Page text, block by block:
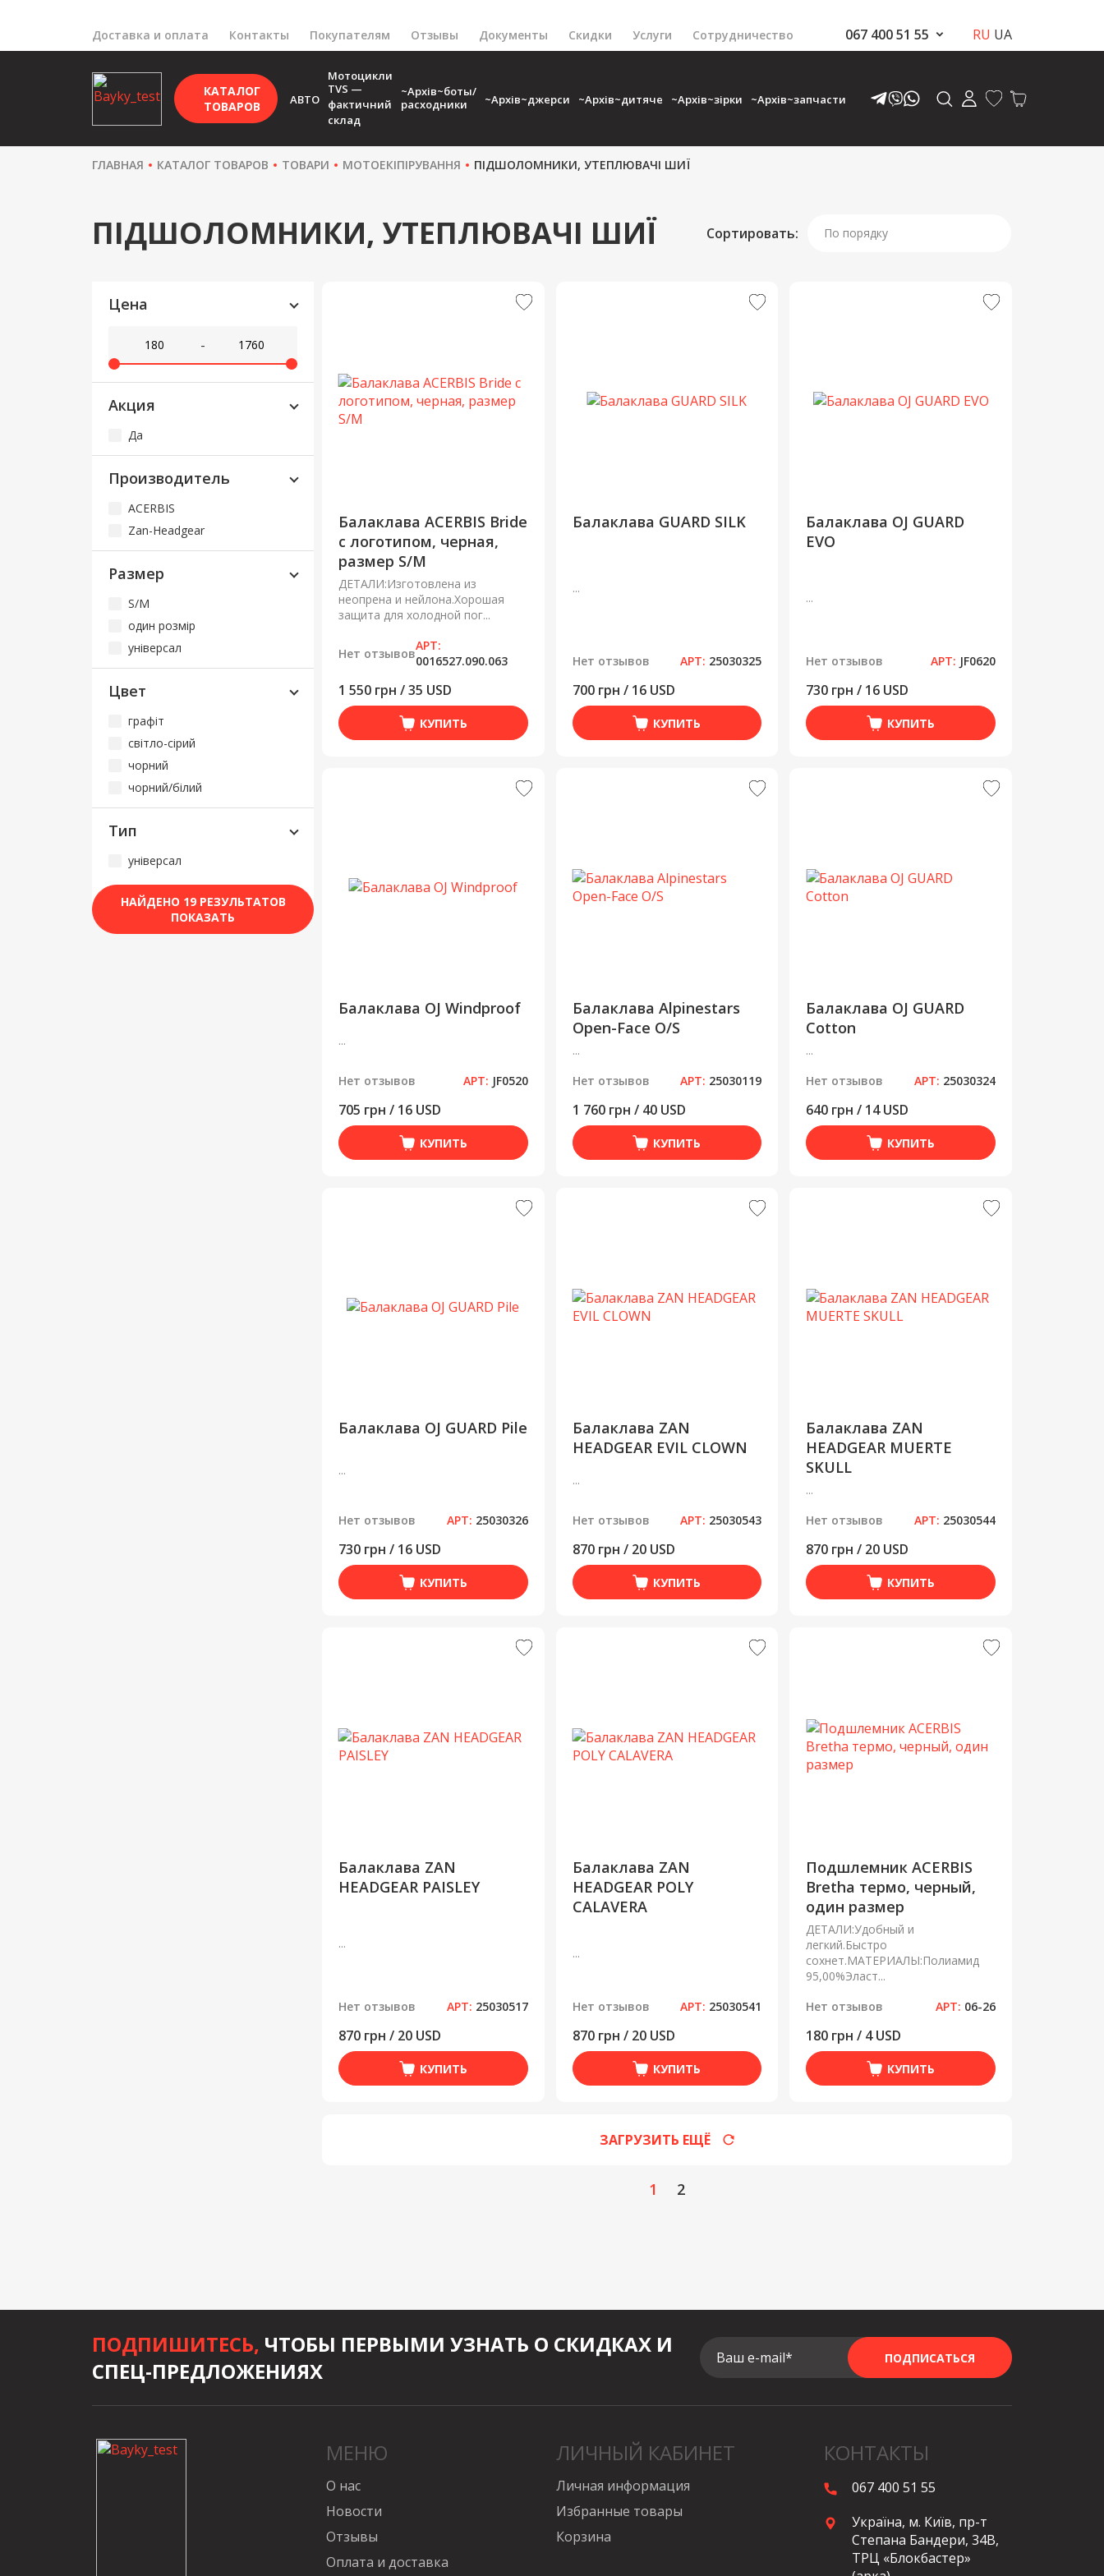
Доставка и оплата Контакты Покупателям Отзывы Документы Скидки Услуги Сотрудничество 067 400 51 55 RU UA
КАТАЛОГ
ТОВАРОВ
АВТО
Мотоцикли
TVS —
фактичний
склад
~Архів~боты/
расходники ~Архів~джерси ~Архів~дитяче ~Архів~зірки ~Архів~запчасти
ГЛАВНАЯ КАТАЛОГ ТОВАРОВ ТОВАРИ МОТОЕКІПІРУВАННЯ ПІДШОЛОМНИКИ, УТЕПЛЮВАЧІ ШИЇ
ПІДШОЛОМНИКИ, УТЕПЛЮВАЧІ ШИЇ Сортировать: По порядку
Цена
-
Акция
Да
Производитель
ACERBIS
Zan-Headgear
Размер
S/M
один розмір
універсал
Цвет
графіт
світло-сірий
чорний
чорний/білий
Тип
універсал
НАЙДЕНО 19 РЕЗУЛЬТАТОВ
ПОКАЗАТЬ
Балаклава ACERBIS Bride
с логотипом, черная,
размер S/M
ДЕТАЛИ:Изготовлена из
неопрена и нейлона.Хорошая
защита для холодной пог...
Нет отзывовАРТ:
0016527.090.063
1 550 грн / 35 USD
КУПИТЬ
Балаклава GUARD SILK
...
Нет отзывов АРТ: 25030325
700 грн / 16 USD
КУПИТЬ
Балаклава OJ GUARD
EVO
...
Нет отзывов АРТ: JF0620
730 грн / 16 USD
КУПИТЬ
Балаклава OJ Windproof
...
Нет отзывов АРТ: JF0520
705 грн / 16 USD
КУПИТЬ
Балаклава Alpinestars
Open-Face O/S
...
Нет отзывов
АРТ: 25030119
1 760 грн / 40 USD
КУПИТЬ
Балаклава OJ GUARD
Cotton
...
Нет отзывов
АРТ: 25030324
640 грн / 14 USD
КУПИТЬ
Балаклава OJ GUARD Pile
...
Нет отзывов АРТ: 25030326
730 грн / 16 USD
КУПИТЬ
Балаклава ZAN
HEADGEAR EVIL CLOWN
...
Нет отзывов АРТ: 25030543
870 грн / 20 USD
КУПИТЬ
Балаклава ZAN
HEADGEAR MUERTE
SKULL
...
Нет отзывов
АРТ: 25030544
870 грн / 20 USD
КУПИТЬ
Балаклава ZAN
HEADGEAR PAISLEY
...
Нет отзывов АРТ: 25030517
870 грн / 20 USD
КУПИТЬ
Балаклава ZAN
HEADGEAR POLY
CALAVERA
...
Нет отзывов АРТ: 25030541
870 грн / 20 USD
КУПИТЬ
Подшлемник ACERBIS
Bretha термо, черный,
один размер
ДЕТАЛИ:Удобный и
легкий.Быстро
сохнет.МАТЕРИАЛЫ:Полиамид
95,00%Эласт...
Нет отзывов
АРТ: 06-26
180 грн / 4 USD
КУПИТЬ
ЗАГРУЗИТЬ ЕЩЁ
1 2
ПОДПИШИТЕСЬ, ЧТОБЫ ПЕРВЫМИ УЗНАТЬ О СКИДКАХ И
СПЕЦ-ПРЕДЛОЖЕНИЯХ
Ваш e-mail* ПОДПИСАТЬСЯ
МЕНЮ
О нас
Новости
Отзывы
Оплата и доставка
ЛИЧНЫЙ КАБИНЕТ
Личная информация
Избранные товары
Корзина
КОНТАКТЫ
067 400 51 55
Україна, м. Київ, пр-т
Степана Бандери, 34В,
ТРЦ «Блокбастер»